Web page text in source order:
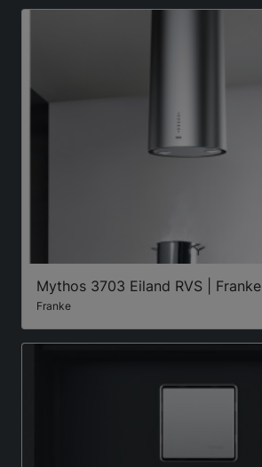
Mythos 3703 Eiland RVS | Franke
Franke